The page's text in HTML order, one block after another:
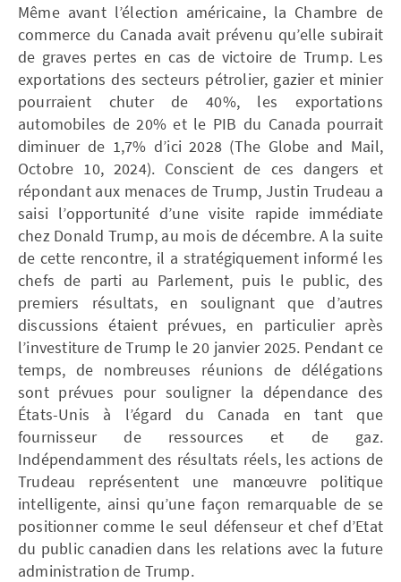
Même avant l’élection américaine, la Chambre de
commerce du Canada avait prévenu qu’elle subirait
de graves pertes en cas de victoire de Trump. Les
exportations des secteurs pétrolier, gazier et minier
pourraient chuter de 40%, les exportations
automobiles de 20% et le PIB du Canada pourrait
diminuer de 1,7% d’ici 2028 (The Globe and Mail,
Octobre 10, 2024). Conscient de ces dangers et
répondant aux menaces de Trump, Justin Trudeau a
saisi l’opportunité d’une visite rapide immédiate
chez Donald Trump, au mois de décembre. A la suite
de cette rencontre, il a stratégiquement informé les
chefs de parti au Parlement, puis le public, des
premiers résultats, en soulignant que d’autres
discussions étaient prévues, en particulier après
l’investiture de Trump le 20 janvier 2025. Pendant ce
temps, de nombreuses réunions de délégations
sont prévues pour souligner la dépendance des
États-Unis à l’égard du Canada en tant que
fournisseur de ressources et de gaz.
Indépendamment des résultats réels, les actions de
Trudeau représentent une manœuvre politique
intelligente, ainsi qu’une façon remarquable de se
positionner comme le seul défenseur et chef d’Etat
du public canadien dans les relations avec la future
administration de Trump.